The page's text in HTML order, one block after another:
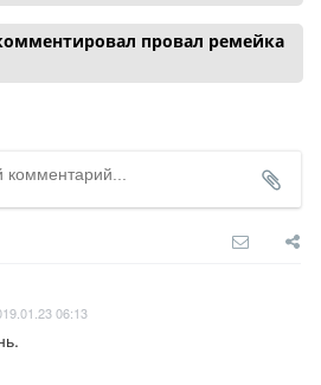
провал ремейка
06:13